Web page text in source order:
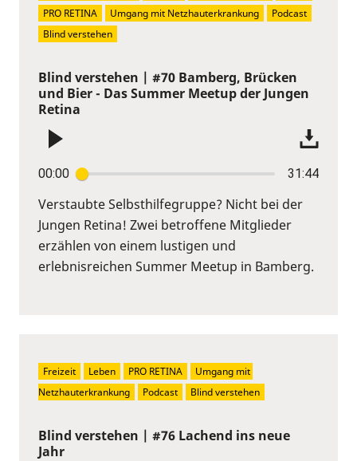
Blind verstehen | #70 Bamberg, Brücken
und Bier - Das Summer Meetup der Jungen
Retina
00:00 31:44
Verstaubte Selbsthilfegruppe? Nicht bei der
Jungen Retina! Zwei betroffene Mitglieder
erzählen von einem lustigen und
erlebnisreichen Summer Meetup in Bamberg.
PRO RETINA Umgang mit Netzhauterkrankung
Podcast
Blind verstehen
Blind verstehen | #76 Lachend ins neue
Jahr
Freizeit Leben PRO RETINA
Umgang mit
Netzhauterkrankung
Podcast Blind verstehen